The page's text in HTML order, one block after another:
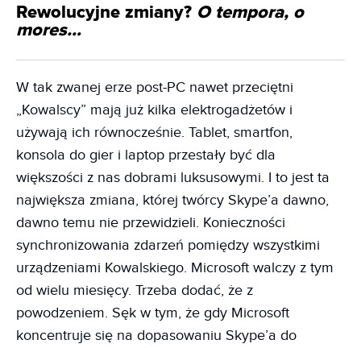
Rewolucyjne zmiany? O tempora, o
mores…
W tak zwanej erze post-PC nawet przeciętni
„Kowalscy” mają już kilka elektrogadżetów i
używają ich równocześnie. Tablet, smartfon,
konsola do gier i laptop przestały być dla
większości z nas dobrami luksusowymi. I to jest ta
największa zmiana, której twórcy Skype’a dawno,
dawno temu nie przewidzieli. Konieczności
synchronizowania zdarzeń pomiędzy wszystkimi
urządzeniami Kowalskiego. Microsoft walczy z tym
od wielu miesięcy. Trzeba dodać, że z
powodzeniem. Sęk w tym, że gdy Microsoft
koncentruje się na dopasowaniu Skype’a do